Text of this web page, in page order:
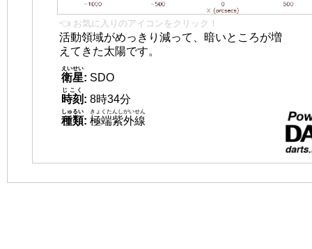
👈 お気に入りのアイコンをクリック！
活動領域がめっきり減って、暗いところが増
えてきた太陽です。
衛星
えいせい
: SDO
時刻
じこく
: 8時34分
種類
しゅるい
: 極端紫外線
きょくたんしがいせん